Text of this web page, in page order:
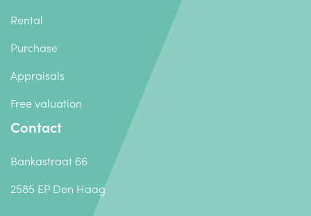
Rental
Purchase
Appraisals
Free valuation
Contact
Bankastraat 66
2585 EP Den Haag